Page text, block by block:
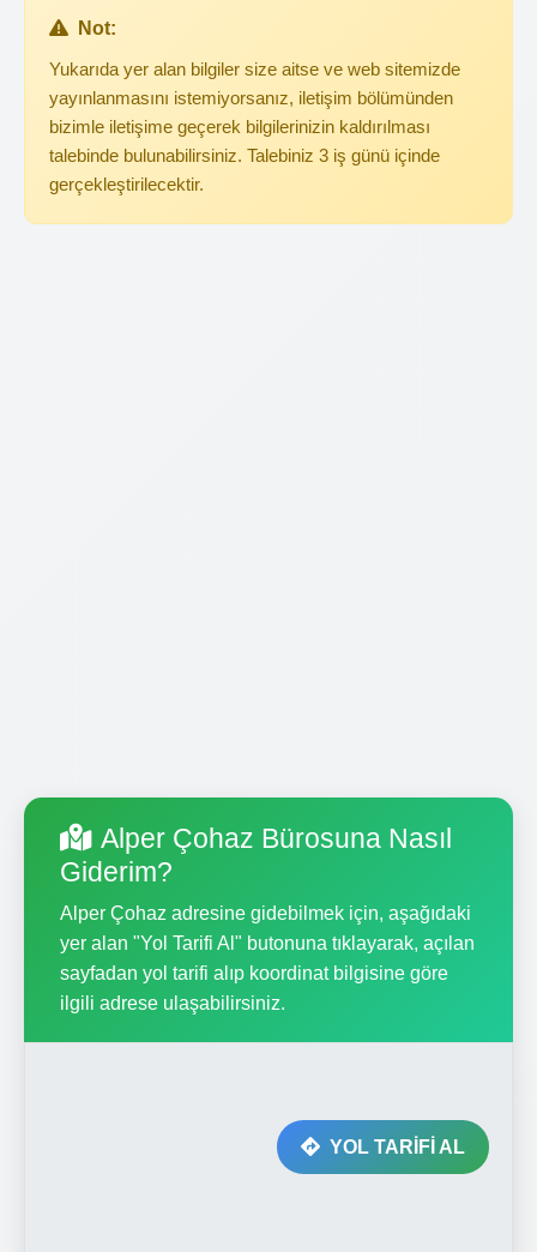
Not:
Yukarıda yer alan bilgiler size aitse ve web sitemizde
yayınlanmasını istemiyorsanız, iletişim bölümünden
bizimle iletişime geçerek bilgilerinizin kaldırılması
talebinde bulunabilirsiniz. Talebiniz 3 iş günü içinde
gerçekleştirilecektir.
Alper Çohaz Bürosuna Nasıl
Giderim?
Alper Çohaz adresine gidebilmek için, aşağıdaki
yer alan "Yol Tarifi Al" butonuna tıklayarak, açılan
sayfadan yol tarifi alıp koordinat bilgisine göre
ilgili adrese ulaşabilirsiniz.
YOL TARİFİ AL